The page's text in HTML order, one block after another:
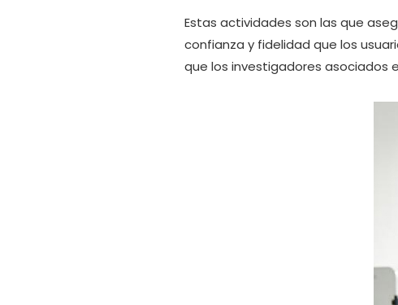
Estas actividades son las que
confianza y fidelidad que los
que los investigadores asociados